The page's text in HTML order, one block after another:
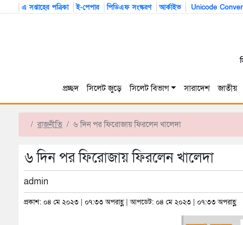
এ সপ্তাহের পত্রিকা ই-পেপার পিডিএফ সংস্করণ আর্কাইভ Unicode
প্রচ্ছদ সিলেট জুড়ে সিলেট বিভাগ সারাদেশ জাতীয়
রাজনীতি ৬ দিন পর ফিরোজায় ফিরলেন খালেদা
৬ দিন পর ফিরোজায় ফিরলেন খালেদা
admin
প্রকাশ: ০৪ মে ২০২৩ | ০৭:৩৩ অপরাহ্ণ | আপডেট: ০৪ মে ২০২৩ | ০৭:৩৩ অপরাহ্ণ